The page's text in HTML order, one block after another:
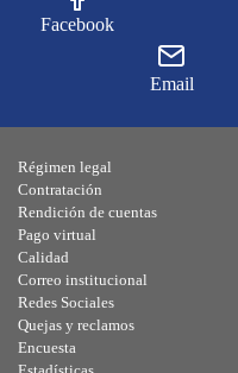
Facebook
Email
Régimen legal
Contratación
Rendición de cuentas
Pago virtual
Calidad
Correo institucional
Redes Sociales
Quejas y reclamos
Encuesta